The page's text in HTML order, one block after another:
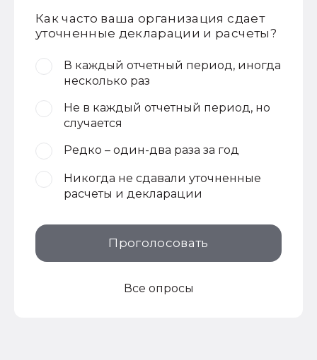
Как часто ваша организация сдает
уточненные декларации и расчеты?
В каждый отчетный период, иногда
несколько раз
Не в каждый отчетный период, но
случается
Редко – один-два раза за год
Никогда не сдавали уточненные
расчеты и декларации
Проголосовать
Все опросы